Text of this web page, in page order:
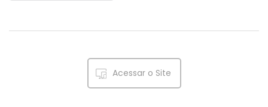
Acessar o Site